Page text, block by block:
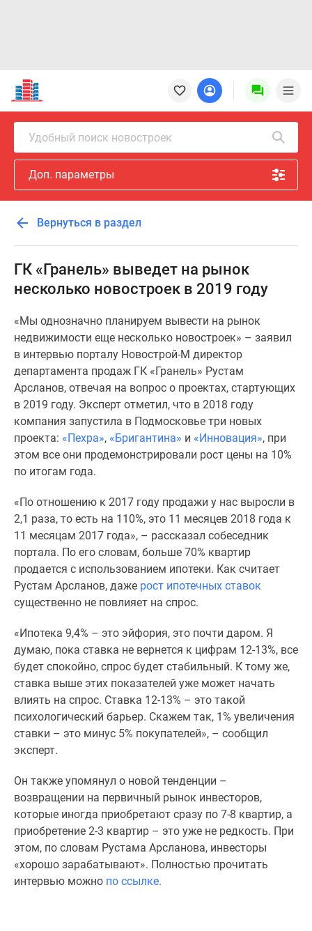
Новостройки
Квартиры
Ипотека
Новостройки
Москвы
Новостройки
Подмосковья
Новостройки
Москвы
Готовые
новостройки
Новостройки
Специальные
предложения
Коммерческие
помещения
Продавцы
застройщики
Панорамы
новостроек
Видеообзор
новостроек
Экспертиза
новостроек
Москвы
Подмосковья
Студии
комнатные
комнатные
комнатные
Квартиры
Ипотечный
калькулятор
Семейная
ипотека
Военная
ипотека
Банки
Удобный поиск новостроек
Доп. параметры
Вернуться в раздел
ГК «Гранель» выведет на рынок
несколько новостроек в 2019 году
«Мы однозначно планируем вывести на рынок
недвижимости еще несколько новостроек» – заявил
в интервью порталу Новострой-М директор
департамента продаж ГК «Гранель» Рустам
Арсланов, отвечая на вопрос о проектах, стартующих
в 2019 году. Эксперт отметил, что в 2018 году
компания запустила в Подмосковье три новых
проекта: «Пехра», «Бригантина» и «Инновация», при
этом все они продемонстрировали рост цены на 10%
по итогам года.
«По отношению к 2017 году продажи у нас выросли в
2,1 раза, то есть на 110%, это 11 месяцев 2018 года к
11 месяцам 2017 года», – рассказал собеседник
портала. По его словам, больше 70% квартир
продается с использованием ипотеки. Как считает
Рустам Арсланов, даже рост ипотечных ставок
существенно не повлияет на спрос.
«Ипотека 9,4% – это эйфория, это почти даром. Я
думаю, пока ставка не вернется к цифрам 12-13%, все
будет спокойно, спрос будет стабильный. К тому же,
ставка выше этих показателей уже может начать
влиять на спрос. Ставка 12-13% – это такой
психологический барьер. Скажем так, 1% увеличения
ставки – это минус 5% покупателей», – сообщил
эксперт.
Он также упомянул о новой тенденции –
возвращении на первичный рынок инвесторов,
которые иногда приобретают сразу по 7-8 квартир, а
приобретение 2-3 квартир – это уже не редкость. При
этом, по словам Рустама Арсланова, инвесторы
«хорошо зарабатывают». Полностью прочитать
интервью можно по ссылке.